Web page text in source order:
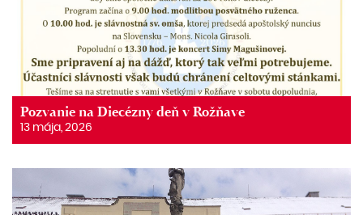
Pozvanie na Diecézny deň v Rožňave
13 mája, 2026